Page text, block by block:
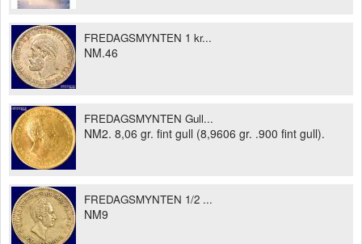
FREDAGSMYNTEN 1 kr...
NM.46
FREDAGSMYNTEN Gull...
NM2. 8,06 gr. fint gull (8,9606 gr. .900 fint gull).
FREDAGSMYNTEN 1/2 ...
NM9